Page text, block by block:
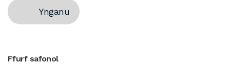
Ynganu
Ffurf safonol